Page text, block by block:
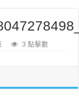
3 點擊數